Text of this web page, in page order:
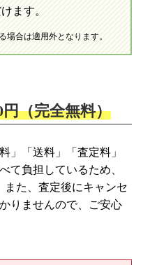
ます。
合は適用外となります。
円（完全無料）
」「送料」「査定料」
て負担しているため、
また、査定後にキャンセ
りませんので、ご安心